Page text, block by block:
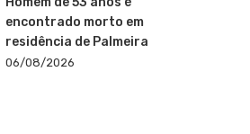
encontrado morto em
residência de Palmeira
06/08/2026